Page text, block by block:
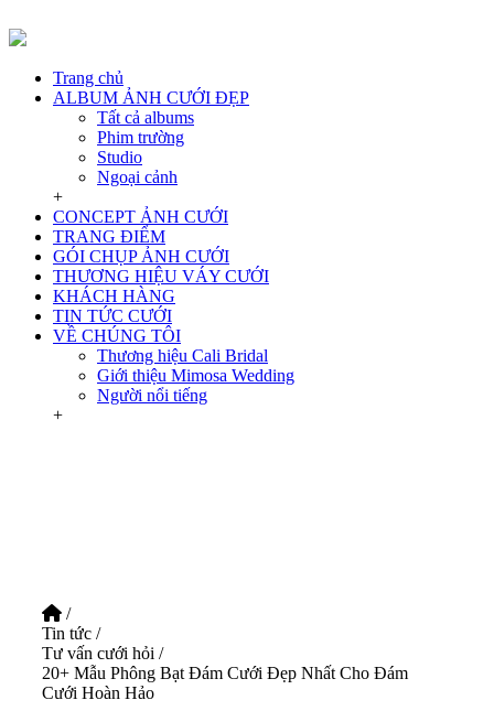
Trang chủ
ALBUM ẢNH CƯỚI ĐẸP
Tất cả albums
Phim trường
Studio
Ngoại cảnh
+
CONCEPT ẢNH CƯỚI
TRANG ĐIỂM
GÓI CHỤP ẢNH CƯỚI
THƯƠNG HIỆU VÁY CƯỚI
KHÁCH HÀNG
TIN TỨC CƯỚI
VỀ CHÚNG TÔI
Thương hiệu Cali Bridal
Giới thiệu Mimosa Wedding
Người nổi tiếng
+
/
Tin tức /
Tư vấn cưới hỏi /
20+ Mẫu Phông Bạt Đám Cưới Đẹp Nhất Cho Đám
Cưới Hoàn Hảo